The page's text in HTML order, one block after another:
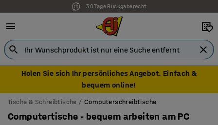
30 Tage Rückgaberecht
Holen Sie sich Ihr persönliches Angebot. Einfach &
bequem online!
Tische & Schreibtische Computerschreibtische
Computertische - bequem arbeiten am PC